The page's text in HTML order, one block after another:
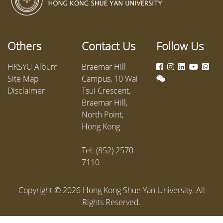
Academic Week 2022, on the
Others
HKSYU Album
Site Map
Disclaimer
Contact Us
Braemar Hill
Campus, 10 Wai
Tsui Crescent,
Braemar Hill,
North Point,
Hong Kong
Tel: (852) 2570
7110
Follow Us
Copyright © 2026Hong Kong Shue Yan University. All
Rights Reserved.